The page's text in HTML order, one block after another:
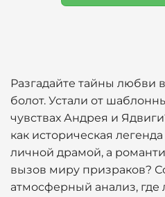
Разгадайте тайны любви
болот. Устали от
чувствах Андрея и
как историческая
личной драмой, а
вызов миру призраков?
атмосферный анализ, где